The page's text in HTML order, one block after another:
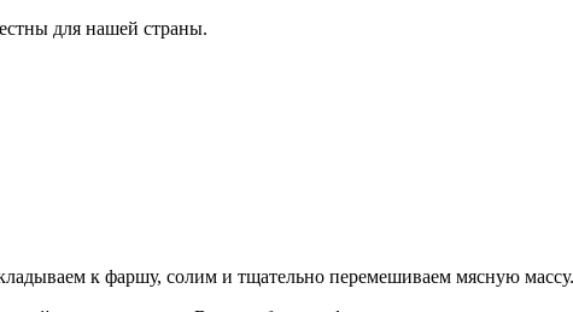
для нашей страны.
к фаршу, солим и тщательно перемешиваем мясную массу.